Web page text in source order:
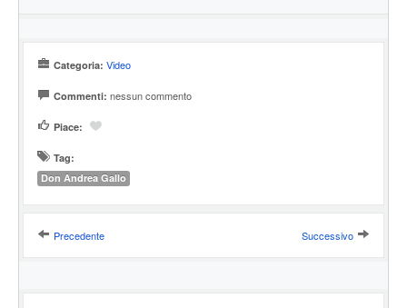
Categoria: Video
Commenti: nessun commento
Piace:
Tag:
Don Andrea Gallo
Precedente Successivo